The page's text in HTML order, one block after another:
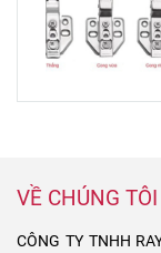
VỀ CHÚNG TÔI
CÔNG TY TNHH